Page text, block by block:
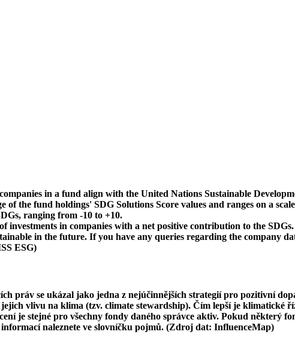
in a fund align with the United Nations Sustainable
of the fund holdings' SDG Solutions Score values and ranges on a
ranging from -10 to +10.
investments in companies with a net positive contribution to the
in the future. If you have any queries regarding the company
ESG)
práv se ukázal jako jedna z nejúčinnějších strategií pro pozitivní
vlivu na klima (tzv. climate stewardship). Čím lepší je klimatické
je stejné pro všechny fondy daného správce aktiv. Pokud některý
naleznete ve slovníčku pojmů. (Zdroj dat: InfluenceMap)